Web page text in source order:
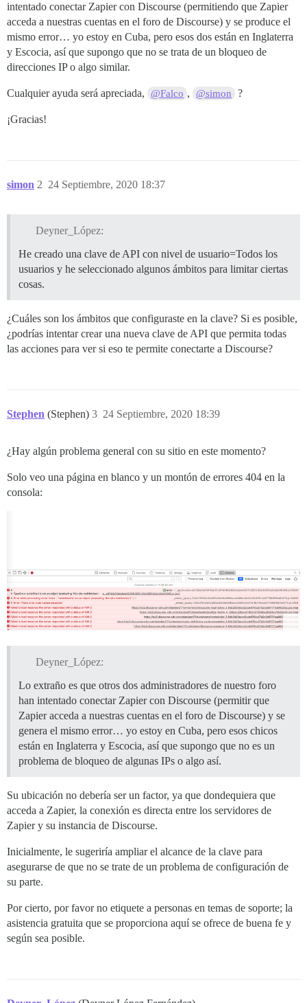
intentado conectar Zapier con Discourse (permitiendo que Zapier
acceda a nuestras cuentas en el foro de Discourse) y se produce el
mismo error… yo estoy en Cuba, pero esos dos están en Inglaterra
y Escocia, así que supongo que no se trata de un bloqueo de
direcciones IP o algo similar.
Cualquier ayuda será apreciada, @Falco , @simon ?
¡Gracias!
simon 24 Septiembre, 2020 18:37
2
Deyner_López:
He creado una clave de API con nivel de usuario=Todos los
usuarios y he seleccionado algunos ámbitos para limitar ciertas
cosas.
¿Cuáles son los ámbitos que configuraste en la clave? Si es posible,
¿podrías intentar crear una nueva clave de API que permita todas
las acciones para ver si eso te permite conectarte a Discourse?
Stephen (Stephen) 24 Septiembre, 2020 18:39
3
¿Hay algún problema general con su sitio en este momento?
Solo veo una página en blanco y un montón de errores 404 en la
consola:
Deyner_López:
Lo extraño es que otros dos administradores de nuestro foro
han intentado conectar Zapier con Discourse (permitir que
Zapier acceda a nuestras cuentas en el foro de Discourse) y se
genera el mismo error… yo estoy en Cuba, pero esos chicos
están en Inglaterra y Escocia, así que supongo que no es un
problema de bloqueo de algunas IPs o algo así.
Su ubicación no debería ser un factor, ya que dondequiera que
acceda a Zapier, la conexión es directa entre los servidores de
Zapier y su instancia de Discourse.
Inicialmente, le sugeriría ampliar el alcance de la clave para
asegurarse de que no se trate de un problema de configuración de
su parte.
Por cierto, por favor no etiquete a personas en temas de soporte; la
asistencia gratuita que se proporciona aquí se ofrece de buena fe y
según sea posible.